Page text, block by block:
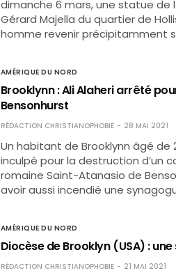
dimanche 6 mars, une statue de
Gérard Majella du quartier de
homme revenir précipitamment
AMÉRIQUE DU NORD
Brooklynn : Ali Alaheri arrêté
Bensonhurst
RÉDACTION CHRISTIANOPHOBIE 28 MAI 2021
Un habitant de Brooklynn âgé de
inculpé pour la destruction d’un
romaine Saint-Atanasio de
avoir aussi incendié une
AMÉRIQUE DU NORD
Diocèse de Brooklyn (USA) :
RÉDACTION CHRISTIANOPHOBIE 21 MAI 2021